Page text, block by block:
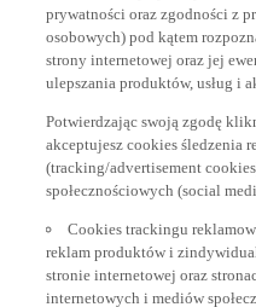
prywatności oraz zgodności z
osobowych) pod kątem
strony internetowej oraz jej
ulepszania produktów, usług i
Potwierdzając swoją zgodę
akceptujesz cookies śledzenia
(tracking/advertisement
społecznościowych (social
Cookies trackingu
reklam produktów i
stronie internetowej oraz
internetowych i mediów